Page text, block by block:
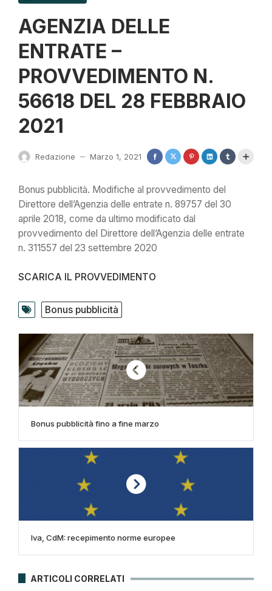
AGENZIA DELLE
ENTRATE –
PROVVEDIMENTO N.
56618 DEL 28 FEBBRAIO
2021
Redazione — Marzo 1, 2021
Bonus pubblicità. Modifiche al provvedimento del
Direttore dell’Agenzia delle entrate n. 89757 del 30
aprile 2018, come da ultimo modificato dal
provvedimento del Direttore dell’Agenzia delle entrate
n. 311557 del 23 settembre 2020
SCARICA IL PROVVEDIMENTO
Bonus pubblicità
Bonus pubblicità fino a fine marzo
Iva, CdM: recepimento norme europee
ARTICOLI CORRELATI